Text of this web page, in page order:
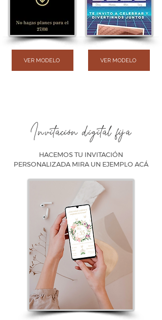
VER MODELO VER MODELO
Invitación digital fija
HACEMOS TU INVITACIÓN
PERSONALIZADA MIRA UN EJEMPLO ACÁ